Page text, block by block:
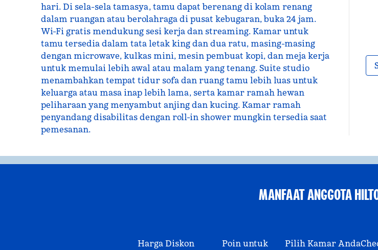
hari. Di sela-sela tamasya, tamu dapat berenang di kolam renang
dalam ruangan atau berolahraga di pusat kebugaran, buka 24 jam.
Wi-Fi gratis mendukung sesi kerja dan streaming. Kamar untuk
tamu tersedia dalam tata letak king dan dua ratu, masing-masing
dengan microwave, kulkas mini, mesin pembuat kopi, dan meja kerja
untuk memulai lebih awal atau malam yang tenang. Suite studio
menambahkan tempat tidur sofa dan ruang tamu lebih luas untuk
keluarga atau masa inap lebih lama, serta kamar ramah hewan
peliharaan yang menyambut anjing dan kucing. Kamar ramah
penyandang disabilitas dengan roll-in shower mungkin tersedia saat
pemesanan.
MANFAAT ANGGOTA
Harga Diskon
Poin untuk
Pilih Kamar Anda